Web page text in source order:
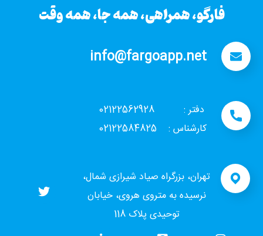
فارگو، همراهی، همه جا، همه وقت
info@fargoapp.net
دفتر : 02122562928
کارشناس : 02122584825
تهران، بزرگراه صیاد شیرازی شمال،
نرسیده به متروی هروی، خیابان
توحیدی پلاک 118